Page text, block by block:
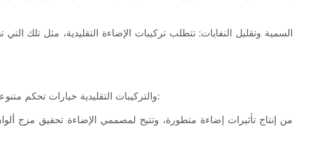
يُعدّ التحكم في تجربة الإضاءة أمرًا بالغ الأهمية في العروض المسرحية. توفر كلٌّ من أشرطة إضاءة LED والتركيبات التقليدية خيارات تحكم متنوعة، بما في ذلك: